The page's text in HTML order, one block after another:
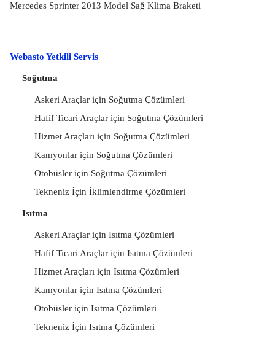
Mercedes Sprinter 2013 Model Sağ Klima Braketi
Webasto Yetkili Servis
Soğutma
Askeri Araçlar için Soğutma Çözümleri
Hafif Ticari Araçlar için Soğutma Çözümleri
Hizmet Araçları için Soğutma Çözümleri
Kamyonlar için Soğutma Çözümleri
Otobüsler için Soğutma Çözümleri
Tekneniz İçin İklimlendirme Çözümleri
Isıtma
Askeri Araçlar için Isıtma Çözümleri
Hafif Ticari Araçlar için Isıtma Çözümleri
Hizmet Araçları için Isıtma Çözümleri
Kamyonlar için Isıtma Çözümleri
Otobüsler için Isıtma Çözümleri
Tekneniz İçin Isıtma Çözümleri